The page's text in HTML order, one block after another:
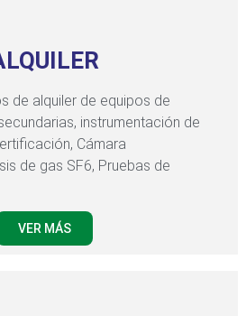
de alquiler de equipos de
instrumentación de
Cámara
de gas SF6, Pruebas de
VER MÁS